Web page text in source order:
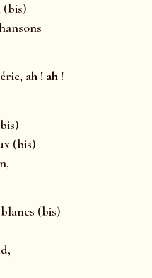
(bis)
ah ! ah !
(bis)
(bis)